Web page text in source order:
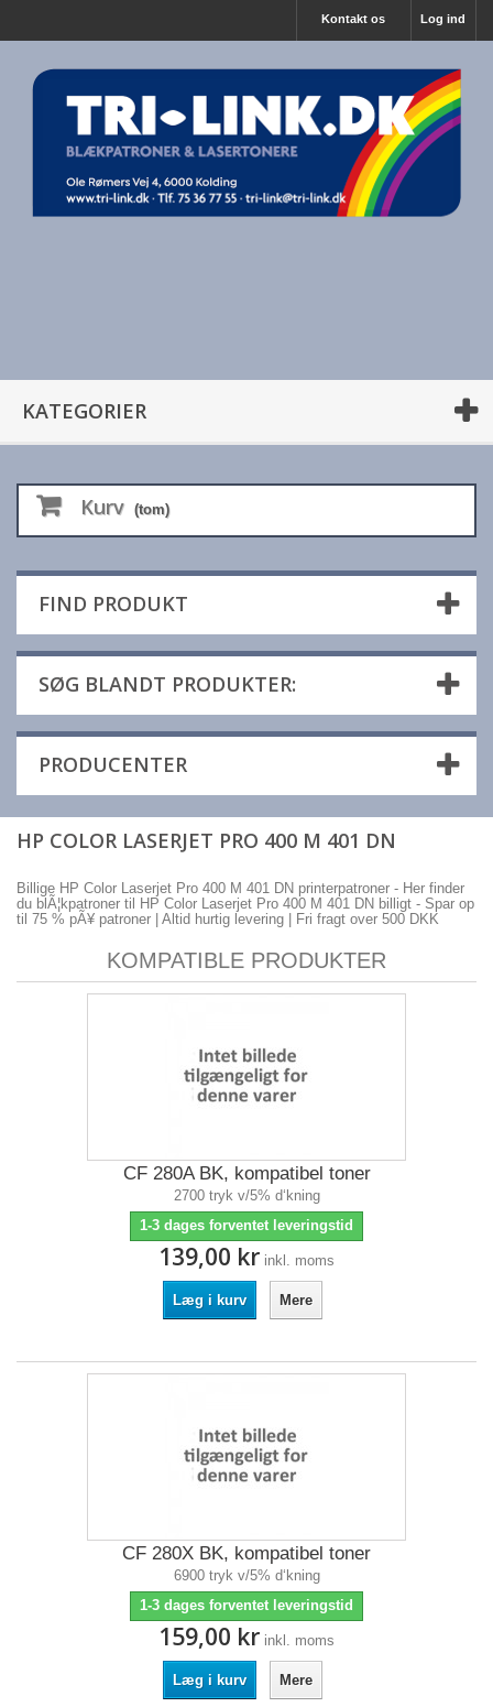
Log ind
Kontakt os
KATEGORIER
Kurv (tom)
FIND PRODUKT
SØG BLANDT PRODUKTER:
PRODUCENTER
HP COLOR LASERJET PRO 400 M 401 DN
Billige HP Color Laserjet Pro 400 M 401 DN printerpatroner - Her finder
du blÃ¦kpatroner til HP Color Laserjet Pro 400 M 401 DN billigt - Spar op
til 75 % pÃ¥ patroner | Altid hurtig levering | Fri fragt over 500 DKK
KOMPATIBLE PRODUKTER
CF 280A BK, kompatibel toner
2700 tryk v/5% d‘kning
1-3 dages forventet leveringstid
139,00 kr inkl. moms
Læg i kurv Mere
CF 280X BK, kompatibel toner
6900 tryk v/5% d‘kning
1-3 dages forventet leveringstid
159,00 kr inkl. moms
Læg i kurv Mere